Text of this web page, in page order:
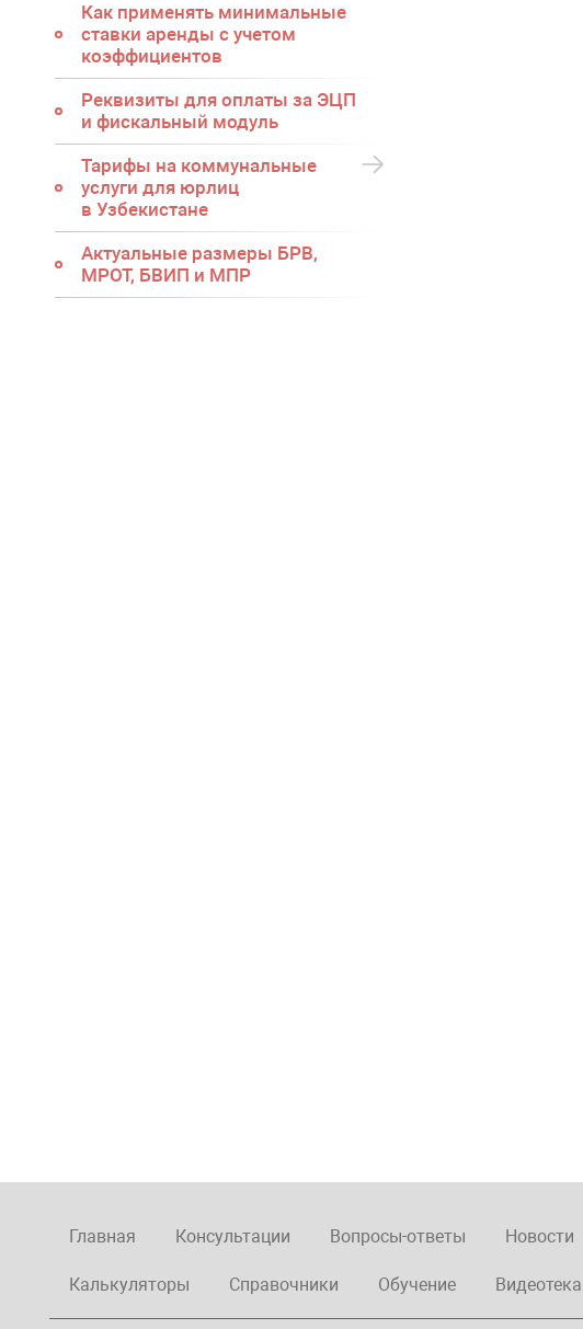
Как применять минимальные
ставки аренды с учетом
коэффициентов
Реквизиты для оплаты за ЭЦП
и фискальный модуль
Тарифы на коммунальные
услуги для юрлиц
в Узбекистане
Актуальные размеры БРВ,
МРОТ, БВИП и МПР
Главная Консультации Вопросы-ответы Новости
Калькуляторы Справочники Обучение Видеотека